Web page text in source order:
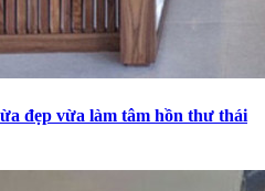
đẹp vừa làm tâm hồn thư thái